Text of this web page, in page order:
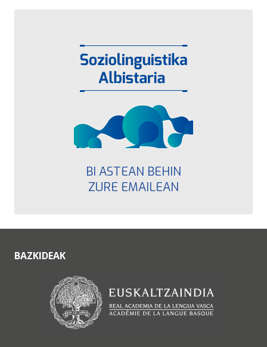
BI ASTEAN BEHIN
ZURE EMAILEAN
BAZKIDEAK